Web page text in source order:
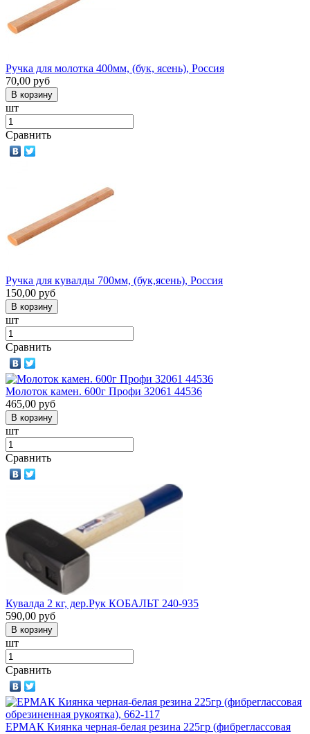
Ручка для молотка 400мм, (бук, ясень), Россия
70,00 руб
шт
Сравнить
Ручка для кувалды 700мм, (бук,ясень), Россия
150,00 руб
шт
Сравнить
Молоток камен. 600г Профи 32061 44536
465,00 руб
шт
Сравнить
Кувалда 2 кг, дер.Рук КОБАЛЬТ 240-935
590,00 руб
шт
Сравнить
ЕРМАК Киянка черная-белая резина 225гр (фибреглассовая